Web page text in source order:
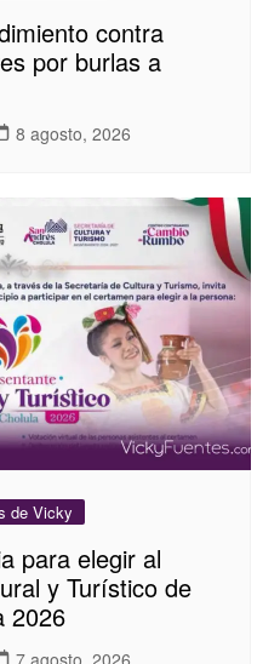
contra
por burlas a
8 agosto, 2026
de Vicky
para elegir al
y Turístico de
2026
7 agosto, 2026